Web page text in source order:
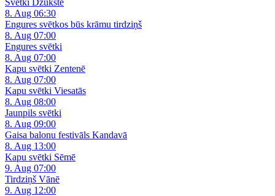
8. Aug 06:30
Engures svētkos būs krāmu tirdziņš
8. Aug 07:00
Engures svētki
8. Aug 07:00
Kapu svētki Zentenē
8. Aug 07:00
Kapu svētki Viesatās
8. Aug 08:00
Jaunpils svētki
8. Aug 09:00
Gaisa balonu festivāls Kandavā
8. Aug 13:00
Kapu svētki Sēmē
9. Aug 07:00
Tirdziņš Vānē
9. Aug 12:00